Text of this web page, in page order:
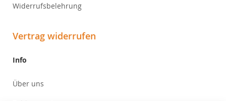
Widerrufsbelehrung
Vertrag widerrufen
Info
Über uns